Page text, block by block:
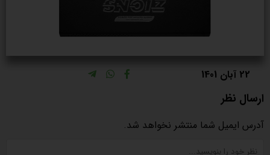
22 آبان 1401
ارسال نظر
آدرس ایمیل شما منتشر نخواهد شد.